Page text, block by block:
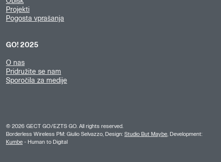
Projekti
Pogosta vprašanja
GO! 2025
O nas
Pridružite se nam
Sporočila za medije
© 2026 GECT GO/EZTS GO. All rights reserved.
Borderless Wireless PM: Giulio Selvazzo, Design: Studio But Maybe , Development:
Kumbe - Human to Digital